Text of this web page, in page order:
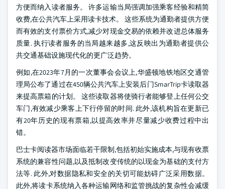
方便而纳入读者服务。 许多运输当局强调加强乘客经验和精简
收费,在公共汽车上采用读卡技术。 这些系统为通勤者提供方便
而有效的支付票价方式,减少对现金交易的依赖并改进总体服务
质量. 执行读者服务的当局越来越多,这反映出为通勤者提供公
共交通基础设施现代化的更广泛趋势。
例如,在2023年7月的一次董事会会议上,华盛顿地铁地区交通管
理局公布了通过在450辆公共汽车上安装后门SmarTrip卡读取器
来提高票箱的计划。 这些读取器将使骑行者能够登上任何公交
车门,有效减少乘客上下行停留的时间. 此外,该机构旨在更新已
有20年历史的现有票箱,以提高效率并尽量减少收费过程中出
错。
巴士卡阅读器市场面临若干限制,包括初始实施成本,与现有收票
系统的兼容性问题,以及抵制改变传统的以现金为基础的支付方
法等. 此外,对数据隐私和安全的关切可能妨碍广泛采用数据。
此外,将读卡系统纳入各种运输网络和监管挑战的复杂性会减缓